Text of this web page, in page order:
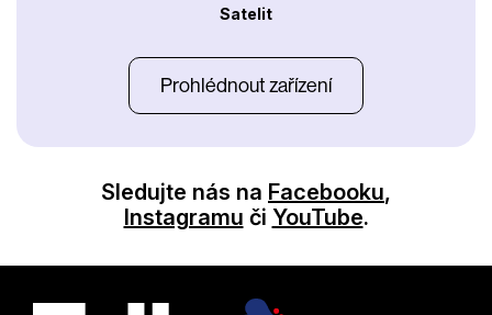
Satelit
Prohlédnout zařízení
Sledujte nás na Facebooku,
Instagramu či YouTube.